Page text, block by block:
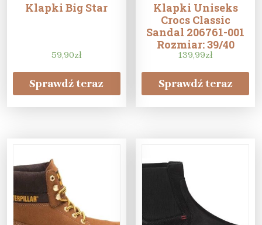
Klapki Big Star
59,90zł
Sprawdź teraz
Klapki Uniseks
Crocs Classic
Sandal 206761-001
Rozmiar: 39/40
139,99zł
Sprawdź teraz